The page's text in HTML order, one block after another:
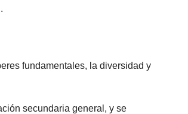
fundamentales, la diversidad y
secundaria general, y se